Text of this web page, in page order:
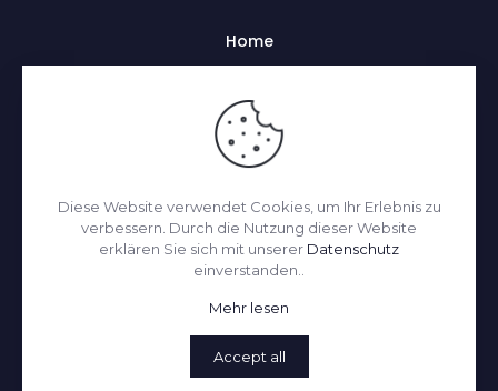
Home
Alle Kategorien
Impressum
Kontakt
Diese Website verwendet Cookies, um Ihr Erlebnis zu
verbessern. Durch die Nutzung dieser Website
erklären Sie sich mit unserer Datenschutz
einverstanden..
Mehr lesen
Accept all